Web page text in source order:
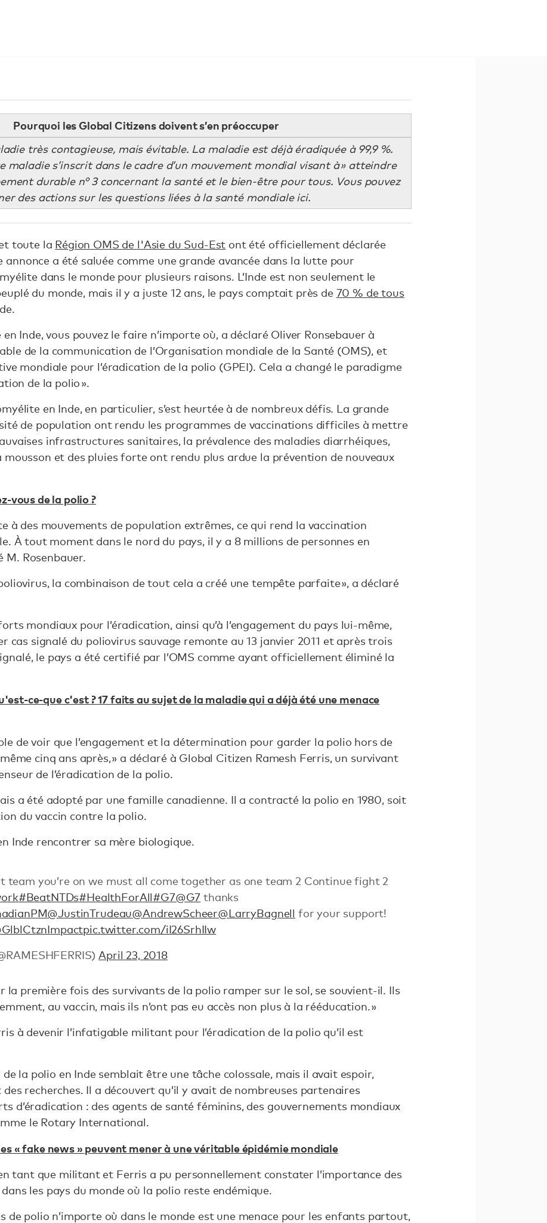
Pourquoi les Global Citizens doivent s’en préoccuper
très contagieuse, mais évitable. La maladie est déjà éradiquée à 99,9 %.
maladie s’inscrit dans le cadre d’un mouvement mondial visant à » atteindre
durable n° 3 concernant la santé et le bien-être pour tous. Vous pouvez
des actions sur les questions liées à la santé mondiale ici.
et toute la Région OMS de l'Asie du Sud-Est ont été officiellement déclarée
annonce a été saluée comme une grande avancée dans la lutte pour
dans le monde pour plusieurs raisons. L’Inde est non seulement le
du monde, mais il y a juste 12 ans, le pays comptait près de 70 % de tous
en Inde, vous pouvez le faire n’importe où, a déclaré Oliver Ronsebauer à
de la communication de l’Organisation mondiale de la Santé (OMS), et
mondiale pour l’éradication de la polio (GPEI). Cela a changé le paradigme
de la polio ».
en Inde, en particulier, s’est heurtée à de nombreux défis. La grande
de population ont rendu les programmes de vaccinations difficiles à mettre
infrastructures sanitaires, la prévalence des maladies diarrhéiques,
mousson et des pluies forte ont rendu plus ardue la prévention de nouveaux
vous de la polio ?
à des mouvements de population extrêmes, ce qui rend la vaccination
À tout moment dans le nord du pays, il y a 8 millions de personnes en
M. Rosenbauer.
la combinaison de tout cela a créé une tempête parfaite », a déclaré
mondiaux pour l’éradication, ainsi qu’à l’engagement du pays lui-même,
cas signalé du poliovirus sauvage remonte au 13 janvier 2011 et après trois
le pays a été certifié par l’OMS comme ayant officiellement éliminé la
ce-que c'est ? 17 faits au sujet de la maladie qui a déjà été une menace
de voir que l’engagement et la détermination pour garder la polio hors de
cinq ans après, » a déclaré à Global Citizen Ramesh Ferris, un survivant
de l’éradication de la polio.
a été adopté par une famille canadienne. Il a contracté la polio en 1980, soit
du vaccin contre la polio.
Inde rencontrer sa mère biologique.
team you’re on we must all come together as one team 2 Continue fight 2
#BeatNTDs#HealthForAll#G7@G7 thanks
@JustinTrudeau@AndrewScheer@LarryBagnell for your support!
pic.twitter.com/iI26SrhIIw
April 23, 2018
la première fois des survivants de la polio ramper sur le sol, se souvient-il. Ils
au vaccin, mais ils n’ont pas eu accès non plus à la rééducation. »
à devenir l’infatigable militant pour l’éradication de la polio qu’il est
la polio en Inde semblait être une tâche colossale, mais il avait espoir,
recherches. Il a découvert qu’il y avait de nombreuses partenaires
d’éradication : des agents de santé féminins, des gouvernements mondiaux
le Rotary International.
« fake news » peuvent mener à une véritable épidémie mondiale
tant que militant et Ferris a pu personnellement constater l’importance des
les pays du monde où la polio reste endémique.
de polio n’importe où dans le monde est une menace pour les enfants partout,